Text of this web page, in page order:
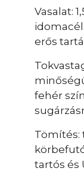
Vasalat:
erős
fehér
Tömítés:
tartós és